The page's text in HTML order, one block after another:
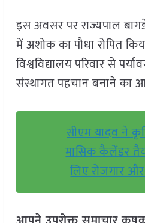
इस अवसर पर राज्यपाल
में अशोक का पौधा रोपित
विश्वविद्यालय परिवार से
संस्थागत पहचान बनाने का
सीएम यादव ने
मासिक कैलेंडर
लिए रोजगार